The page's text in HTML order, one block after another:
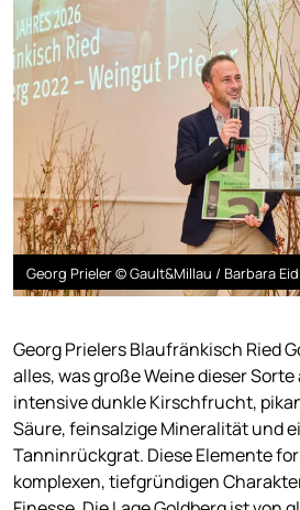
Georg Prieler © Gault&Millau / Barbara
Georg Prielers Blaufränkisch Ried
alles, was große Weine dieser
intensive dunkle Kirschfrucht,
Säure, feinsalzige Mineralität und
Tanninrückgrat. Diese Elemente
komplexen, tiefgründigen